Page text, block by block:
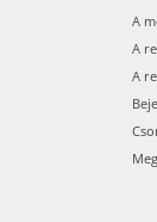
A
A
A